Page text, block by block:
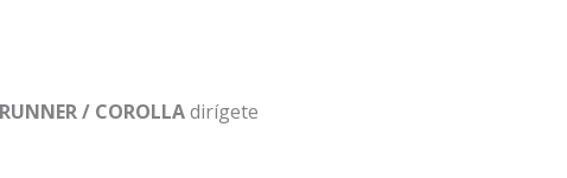
/ COROLLAdirígete